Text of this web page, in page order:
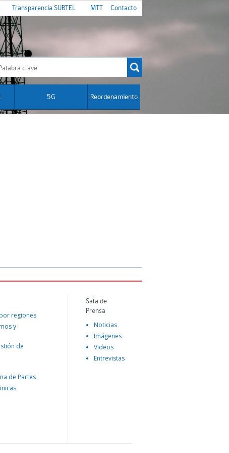
Transparencia SUBTEL MTT Contacto
5G Reordenamiento
regiones
y
de
de Partes
Sala de
Prensa
Noticias
Imágenes
Videos
Entrevistas